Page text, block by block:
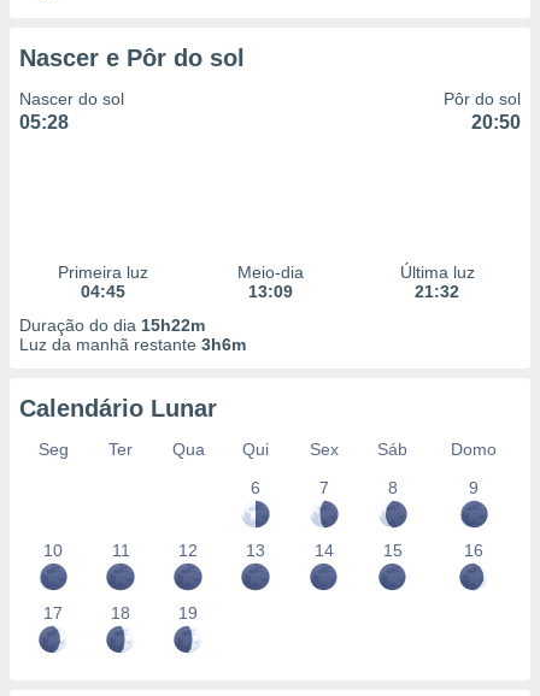
Nascer e Pôr do sol
Nascer do sol
05:28
Pôr do sol
20:50
Primeira luz
04:45
Meio-dia
13:09
Última luz
21:32
Duração do dia 15h22m
Luz da manhã restante 3h6m
Calendário Lunar
Seg Ter Qua Qui Sex Sáb
Domo
6
7 8 9
10 11 12 13 14 15 16
17 18 19